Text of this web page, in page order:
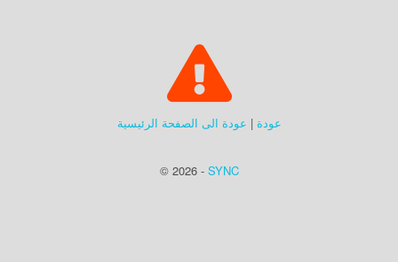
عودة | عودة الى الصفحة الرئيسية
© 2026 - SYNC